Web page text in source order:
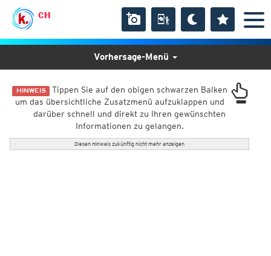
CH
HINWEIS Tippen Sie auf den obigen schwarzen Balken
um das übersichtliche Zusatzmenü aufzuklappen und
darüber schnell und direkt zu Ihren gewünschten
Informationen zu gelangen.
Diesen Hinweis zukünftig nicht mehr anzeigen
Vorhersage-Menü